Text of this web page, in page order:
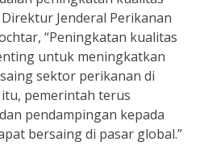
Jenderal Perikanan
“Peningkatan kualitas
untuk meningkatkan
sektor perikanan di
pemerintah terus
pendampingan kepada
bersaing di pasar global.”